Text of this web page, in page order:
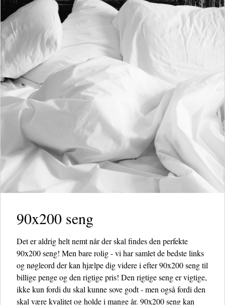
90x200 seng
Det er aldrig helt nemt når der skal findes den perfekte
90x200 seng! Men bare rolig - vi har samlet de bedste links
og nøgleord der kan hjælpe dig videre i efter 90x200 seng til
billige penge og den rigtige pris! Den rigtige seng er vigtige,
ikke kun fordi du skal kunne sove godt - men også fordi den
skal være kvalitet og holde i mange år. 90x200 seng kan